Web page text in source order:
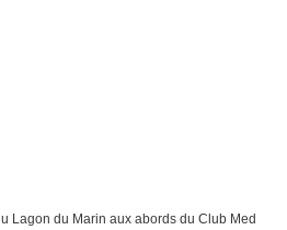
Lagon du Marin aux abords du Club Med